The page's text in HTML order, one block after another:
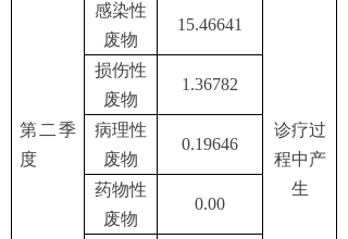
第二季
度
感染性
废物
15.46641
诊疗过
程中产
生
损伤性
废物
1.36782
病理性
废物
0.19646
药物性
废物
0.00